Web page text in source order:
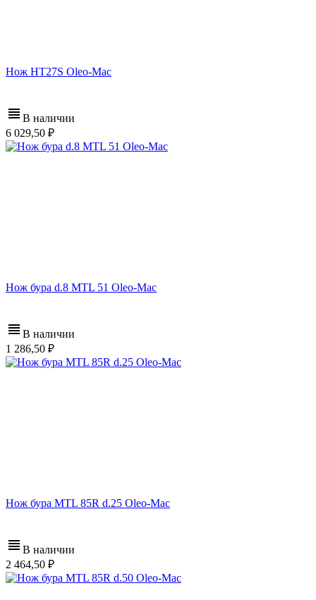
Нож HT27S Oleo-Mac
В наличии
6 029,50
Нож бура d.8 MTL 51 Oleo-Mac
В наличии
1 286,50
Нож бура MTL 85R d.25 Oleo-Mac
В наличии
2 464,50